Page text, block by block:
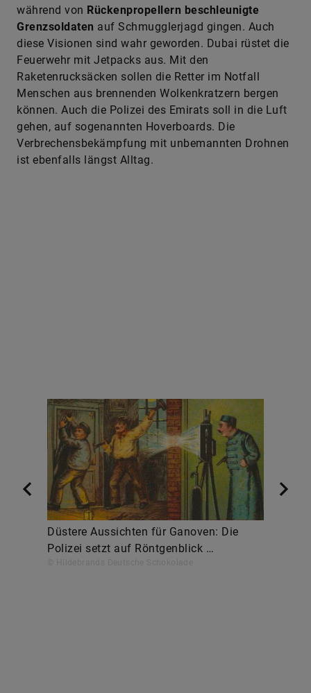
diese Visionen sind wahr geworden. Dubai rüstet die
Feuerwehr mit Jetpacks aus. Mit den
Raketenrucksäcken sollen die Retter im Notfall
Menschen aus brennenden Wolkenkratzern bergen
können. Auch die Polizei des Emirats soll in die Luft
gehen, auf sogenannten Hoverboards. Die
Verbrechensbekämpfung mit unbemannten Drohnen
ist ebenfalls längst Alltag.
Düstere Aussichten für Ganoven: Die
Polizei setzt auf Röntgenblick …
© Hildebrands Deutsche Schokolade